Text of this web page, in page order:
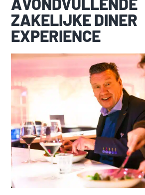
ZAKELIJKE DINER
EXPERIENCE